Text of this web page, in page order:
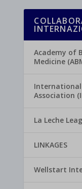
Academy of
Medicine
Association
La Leche
LINKAGES
Wellstart